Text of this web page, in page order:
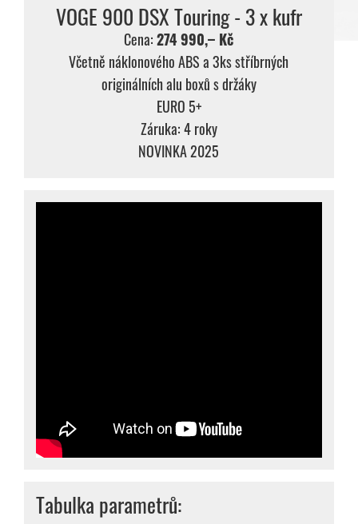
VOGE 900 DSX Touring - 3 x kufr
Cena:274 990,– Kč
Včetně náklonového ABS a 3ks stříbrných
originálních alu boxů s držáky
EURO 5+
Záruka: 4 roky
NOVINKA 2025
Tabulka parametrů: